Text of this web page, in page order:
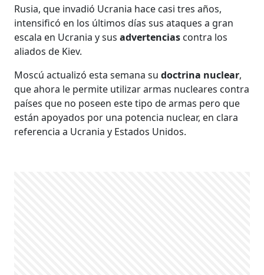
Rusia, que invadió Ucrania hace casi tres años,
intensificó en los últimos días sus ataques a gran
escala en Ucrania y susadvertencias contra los
aliados de Kiev.
Moscú actualizó esta semana sudoctrina nuclear,
que ahora le permite utilizar armas nucleares contra
países que no poseen este tipo de armas pero que
están apoyados por una potencia nuclear, en clara
referencia a Ucrania y Estados Unidos.